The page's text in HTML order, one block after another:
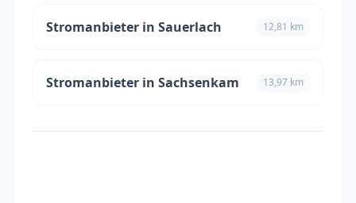
Stromanbieter in Sauerlach 12,81 km
Stromanbieter in Sachsenkam 13,97 km